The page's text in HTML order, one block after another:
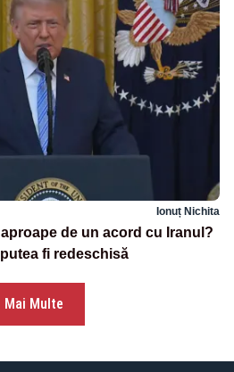
Ionuț Nichita
de un acord cu Iranul?
fi redeschisă
Mai Multe